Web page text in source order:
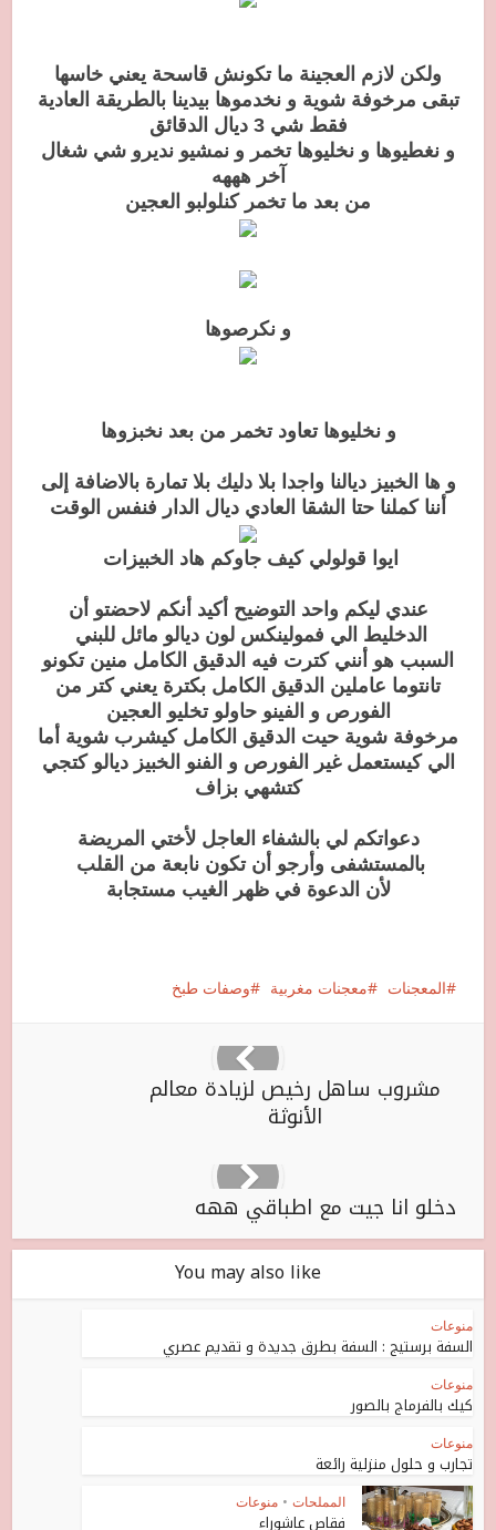
ولكن لازم العجينة ما تكونش قاسحة يعني خاسها
تبقى مرخوفة شوية و نخدموها بيدينا بالطريقة العادية
فقط شي 3 ديال الدقائق
و نغطيوها و نخليوها تخمر و نمشيو نديرو شي شغال
آخر هههه
من بعد ما تخمر كنلولبو العجين
و نكرصوها
و نخليوها تعاود تخمر من بعد نخبزوها
و ها الخبيز ديالنا واجدا بلا دليك بلا تمارة بالاضافة إلى
أننا كملنا حتا الشقا العادي ديال الدار فنفس الوقت
ايوا قولولي كيف جاوكم هاد الخبيزات
عندي ليكم واحد التوضيح أكيد أنكم لاحضتو أن
الدخليط الي فمولينكس لون ديالو مائل للبني
السبب هو أنني كترت فيه الدقيق الكامل منين تكونو
تانتوما عاملين الدقيق الكامل بكترة يعني كتر من
الفورص و الفينو حاولو تخليو العجين
مرخوفة شوية حيت الدقيق الكامل كيشرب شوية أما
الي كيستعمل غير الفورص و الفنو الخبيز ديالو كتجي
كتشهي بزاف
دعواتكم لي بالشفاء العاجل لأختي المريضة
بالمستشفى وأرجو أن تكون نابعة من القلب
لأن الدعوة في ظهر الغيب مستجابة
المعجنات معجنات مغربية وصفات طبخ
مشروب ساهل رخيص لزيادة معالم
الأنوثة
دخلو انا جيت مع اطباقي ههه
You may also like
منوعات
السفة برستيج : السفة بطرق جديدة و تقديم عصري
منوعات
كيك بالفرماج بالصور
منوعات
تجارب و حلول منزلية رائعة
المملحات • منوعات
فقاص عاشوراء